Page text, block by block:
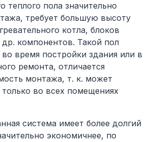
теплого пола значительно
требует большую высоту
котла, блоков
компонентов. Такой пол
во время постройки здания или в
ремонта, отличается
монтажа, т. к. может
только во всех помещениях
система имеет более долгий
экономичнее, по